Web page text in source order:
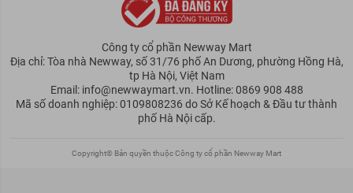
Công ty cổ phần Newway Mart
Địa chỉ: Tòa nhà Newway, số 31/76 phố An Dương, phường Hồng Hà,
tp Hà Nội, Việt Nam
Email: info@newwaymart.vn. Hotline: 0869 908 488
Mã số doanh nghiệp: 0109808236 do Sở Kế hoạch & Đầu tư thành
phố Hà Nội cấp.
Copyright© Bản quyền thuộc Công ty cổ phần Newway Mart